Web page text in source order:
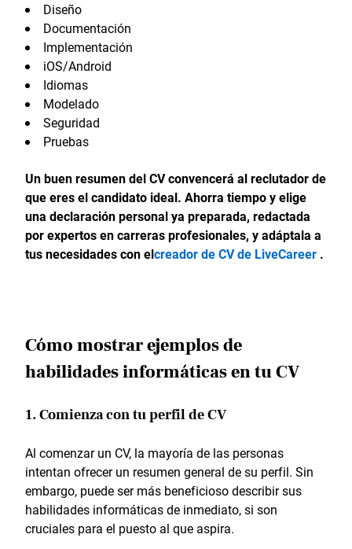
Diseño
Documentación
Implementación
iOS/Android
Idiomas
Modelado
Seguridad
Pruebas
Un buen resumen del CV convencerá al reclutador de
que eres el candidato ideal. Ahorra tiempo y elige
una declaración personal ya preparada, redactada
por expertos en carreras profesionales, y adáptala a
tus necesidades con elcreador de CV de LiveCareer .
Cómo mostrar ejemplos de
habilidades informáticas en tu CV
1. Comienza con tu perfil de CV
Al comenzar un CV, la mayoría de las personas
intentan ofrecer un resumen general de su perfil. Sin
embargo, puede ser más beneficioso describir sus
habilidades informáticas de inmediato, si son
cruciales para el puesto al que aspira.